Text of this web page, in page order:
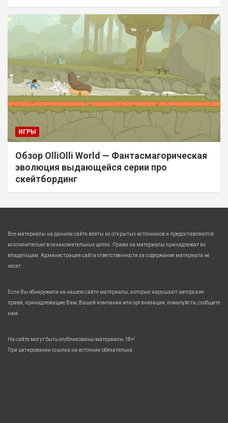
ИГРЫ
Обзор OlliOlli World — Фантасмагорическая
эволюция выдающейся серии про
скейтбординг
Все материалы на данном сайте взяты из открытых источников и предоставляются
исключительно в ознакомительных целях. Права на материалы принадлежат их
владельцам. Администрация сайта ответственности за содержание материала не
несет.
Если Вы обнаружили на нашем сайте материалы, которые нарушают авторские
права, принадлежащие Вам, Вашей компании или организации, пожалуйста, сообщите
нам.
На сайте могут быть опубликованы материалы 18+!
При цитировании ссылка на источник обязательна.